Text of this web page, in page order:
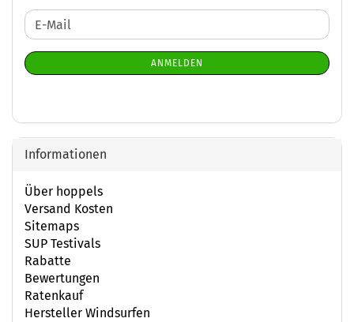
WEITER
ZUR
NEWSLETTER-
ANMELDUNG
E-
Mail
ANMELDEN
Informationen
Über hoppels
Versand Kosten
Sitemaps
SUP Testivals
Rabatte
Bewertungen
Ratenkauf
Hersteller Windsurfen